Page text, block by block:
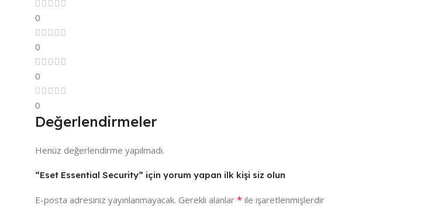
0
0
0
0
Değerlendirmeler
Henüz değerlendirme yapılmadı.
“Eset Essential Security” için yorum yapan ilk kişi siz olun
E-posta adresiniz yayınlanmayacak. Gerekli alanlar * ile işaretlenmişlerdir